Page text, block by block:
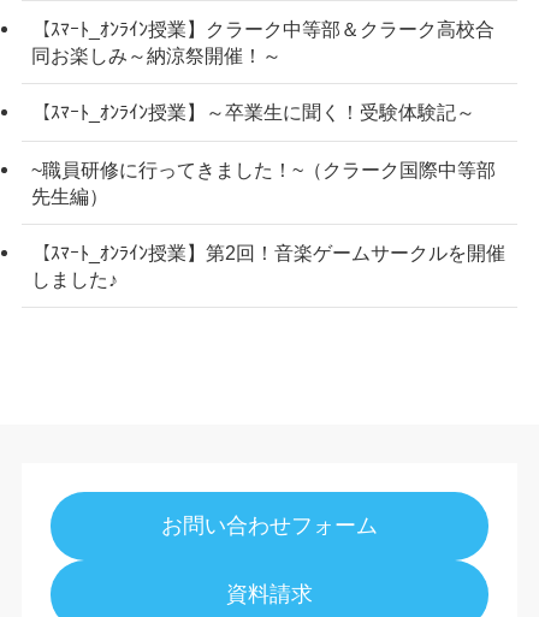
【ｽﾏｰﾄ_ｵﾝﾗｲﾝ授業】クラーク中等部＆クラーク高校合
同お楽しみ～納涼祭開催！～
【ｽﾏｰﾄ_ｵﾝﾗｲﾝ授業】～卒業生に聞く！受験体験記～
~職員研修に行ってきました！~（クラーク国際中等部
先生編）
【ｽﾏｰﾄ_ｵﾝﾗｲﾝ授業】第2回！音楽ゲームサークルを開催
しました♪
お問い合わせフォーム
資料請求